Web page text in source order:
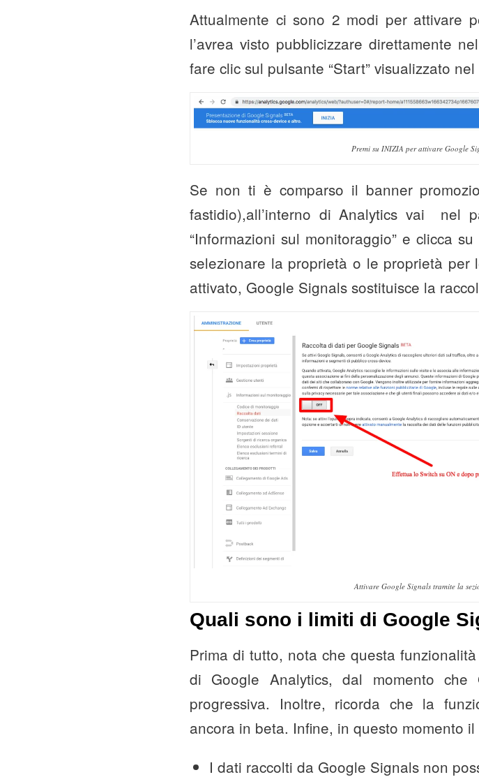
Attualmente ci sono 2 modi per attivare
l’avrea visto pubblicizzare direttamente
fare clic sul pulsante “Start” visualizzato
Premi su INIZIA per attivare Google
Se non ti è comparso il banner
fastidio),all’interno di Analytics vai nel
“Informazioni sul monitoraggio” e clicca
selezionare la proprietà o le proprietà
attivato, Google Signals sostituisce la
Attivare Google Signals tramite la
Quali sono i limiti di Google
Prima di tutto, nota che questa
di Google Analytics, dal momento che
progressiva. Inoltre, ricorda che la
ancora in beta. Infine, in questo momento
I dati raccolti da Google Signals non